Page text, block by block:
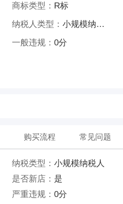
商标类型： R标
纳税人类型： 小规模纳税人
一般违规： 0分
购买流程 常见问题
纳税类型： 小规模纳税人
是否新店： 是
严重违规： 0分